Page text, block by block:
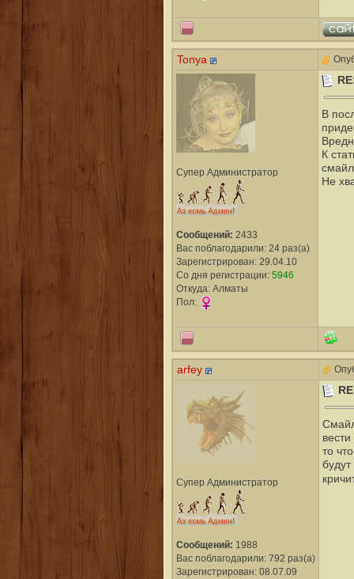
Tonya
Супер Администратор
Сообщений: 2433
Вас поблагодарили: 24 раз(а)
Зарегистрирован: 29.04.10
Со дня регистрации: 5946
Откуда: Алматы
Пол:
В
К
Не
arfey
Супер Администратор
Сообщений: 1988
Вас поблагодарили: 792 раз(а)
Зарегистрирован: 08.07.09
то